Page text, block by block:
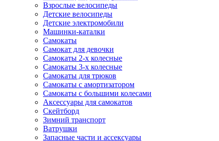
Взрослые велосипеды
Детские велосипеды
Детские электромобили
Машинки-каталки
Самокаты
Самокат для девочки
Самокаты 2-х колесные
Самокаты 3-х колесные
Самокаты для трюков
Самокаты с амортизатором
Самокаты с большими колесами
Аксессуары для самокатов
Скейтборд
Зимний транспорт
Ватрушки
Запасные части и ассексуары